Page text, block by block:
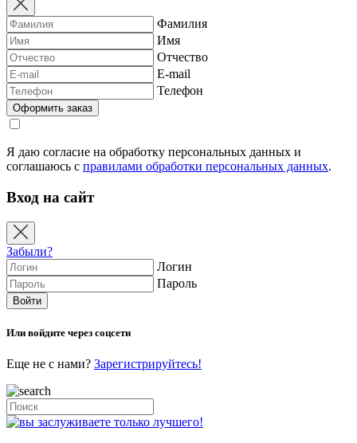
Фамилия
Имя
Отчество
E-mail
Телефон
Я даю согласие на обработку персональных данных и
соглашаюсь с правилами обработки персональных данных.
Вход на сайт
Забыли?
Логин
Пароль
Или войдите через соцсети
Еще не с нами? Зарегистрируйтесь!